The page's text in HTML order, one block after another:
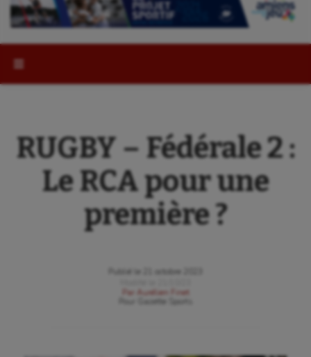
RUGBY – Fédérale 2 :
Le RCA pour une
première ?
Publié le
21 octobre 2023
Par
Aurélien Finet
Gazette Sports